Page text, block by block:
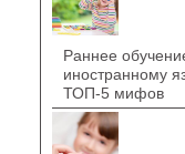
Раннее
иностранному
ТОП-5 мифов